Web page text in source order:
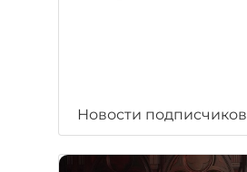
Новости подписчиков